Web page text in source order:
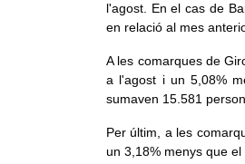
l'agost. En el cas de
en relació al mes
A les comarques de
a l'agost i un 5,08%
sumaven 15.581
Per últim, a les
un 3,18% menys que